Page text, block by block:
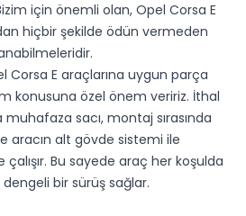
için önemli olan, Opel Corsa E
hiçbir şekilde ödün vermeden
Corsa E araçlarına uygun parça
konusuna özel önem veririz. İthal
sacı, montaj sırasında
aracın alt gövde sistemi ile
Bu sayede araç her koşulda
bir sürüş sağlar.